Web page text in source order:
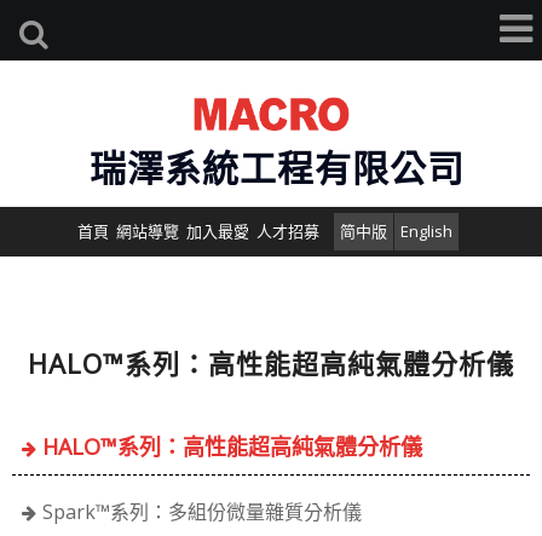
瑞澤系統工程有限公司
首頁 網站導覽 加入最愛 人才招募 简中版 English
HALO™系列：高性能超高純氣體分析儀
HALO™系列：高性能超高純氣體分析儀
Spark™系列：多組份微量雜質分析儀